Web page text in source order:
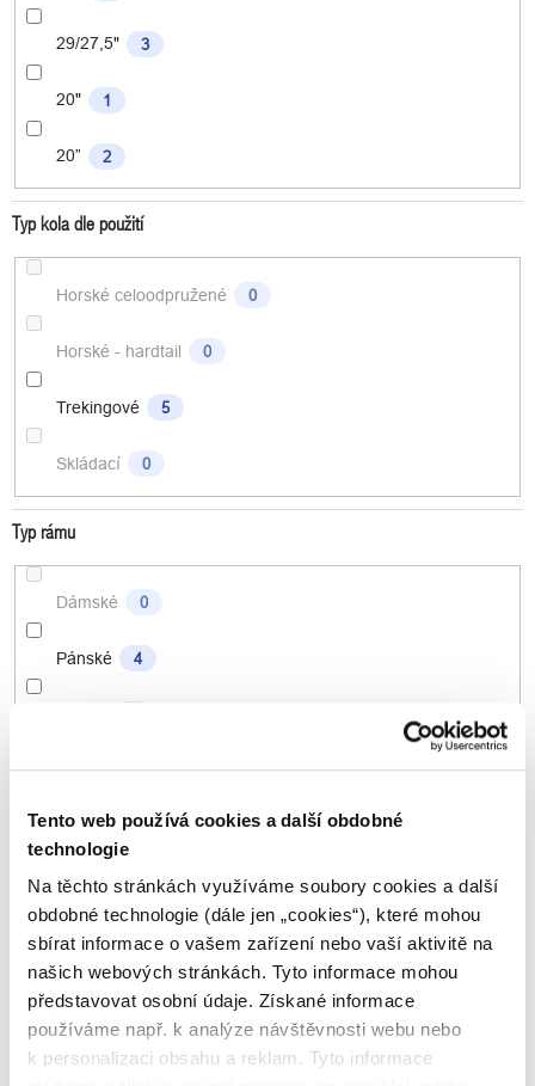
Tento web používá cookies a další obdobné
technologie
Na těchto stránkách využíváme soubory cookies a další
obdobné technologie (dále jen „cookies“), které mohou
sbírat informace o vašem zařízení nebo vaší aktivitě na
našich webových stránkách. Tyto informace mohou
představovat osobní údaje. Získané informace
používáme např. k analýze návštěvnosti webu nebo
k personalizaci obsahu a reklam. Tyto informace
29/27,5" 3
20" 1
20” 2
Typ kola dle použití
Horské celoodpružené 0
Horské - hardtail 0
Trekingové 5
Skládací 0
Typ rámu
Dámské 0
Pánské 4
S (15,5" - 16,5")
M (17" - 18") 0
L (18,5" - 19,5") 0
XL (20" - 22") 3